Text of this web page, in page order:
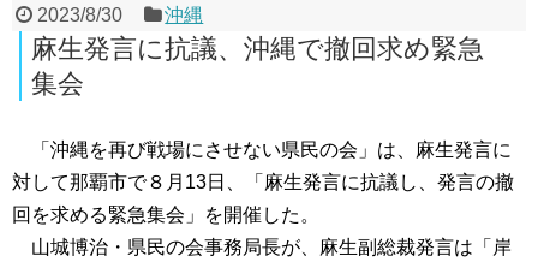
2023/8/30 沖縄
麻生発言に抗議、沖縄で撤回求め緊急
集会
「沖縄を再び戦場にさせない県民の会」は、麻生発言に
対して那覇市で８月13日、「麻生発言に抗議し、発言の撤
回を求める緊急集会」を開催した。
山城博治・県民の会事務局長が、麻生副総裁発言は「岸